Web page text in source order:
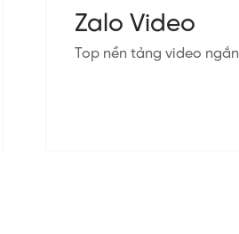
Zalo Video
Top nền tảng video ngắn